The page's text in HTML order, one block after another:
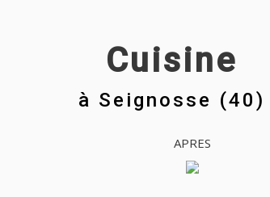
Cuisine
à Seignosse (40)
APRES